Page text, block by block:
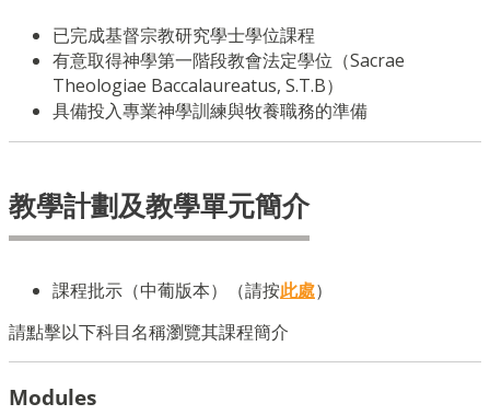
已完成基督宗教研究學士學位課程
有意取得神學第一階段教會法定學位（Sacrae
Theologiae Baccalaureatus, S.T.B）
具備投入專業神學訓練與牧養職務的準備
教學計劃及教學單元簡介
課程批示（中葡版本）（請按此處）
請點擊以下科目名稱瀏覽其課程簡介
Modules